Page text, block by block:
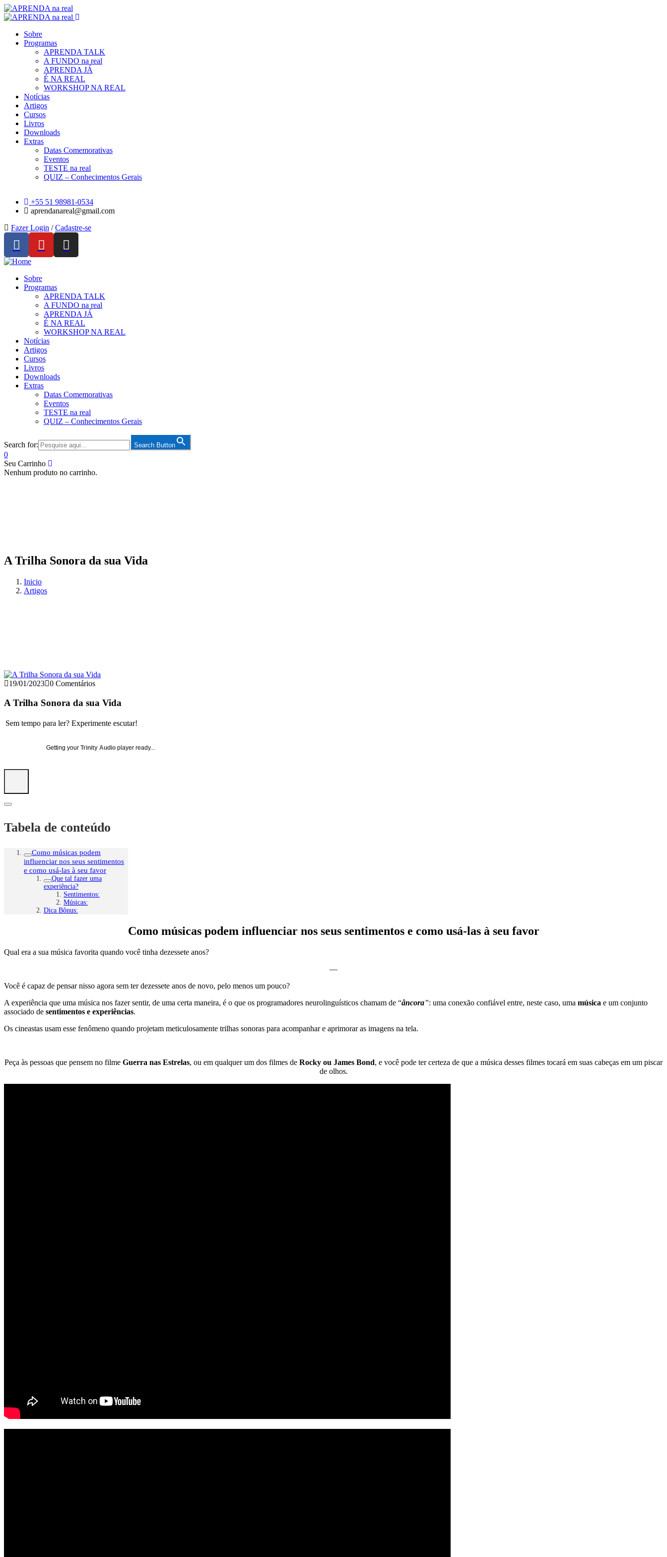
Sobre
Programas
APRENDA TALK
A FUNDO na real
APRENDA JÁ
É NA REAL
WORKSHOP NA REAL
Notícias
Artigos
Cursos
Livros
Downloads
Extras
Datas Comemorativas
Eventos
TESTE na real
QUIZ – Conhecimentos Gerais
+55 51 98981-0534
aprendanareal@gmail.com
Fazer Login / Cadastre-se
Sobre
Programas
APRENDA TALK
A FUNDO na real
APRENDA JÁ
É NA REAL
WORKSHOP NA REAL
Notícias
Artigos
Cursos
Livros
Downloads
Extras
Datas Comemorativas
Eventos
TESTE na real
QUIZ – Conhecimentos Gerais
Search for: Search Button
0
Seu Carrinho
Nenhum produto no carrinho.
A Trilha Sonora da sua Vida
Inicio
Artigos
19/01/2023 0 Comentários
A Trilha Sonora da sua Vida
Sem tempo para ler? Experimente escutar!
Getting your Trinity Audio player ready...
Tabela de conteúdo
Como músicas podem
influenciar nos seus sentimentos
e como usá-las à seu favor
Que tal fazer uma
experiência?
Sentimentos:
Músicas:
Dica Bônus:
Como músicas podem influenciar nos seus sentimentos e como usá-las à seu favor
Qual era a sua música favorita quando você tinha dezessete anos?
—
Você é capaz de pensar nisso agora sem ter dezessete anos de novo, pelo menos um pouco?
A experiência que uma música nos fazer sentir, de uma certa maneira, é o que os programadores neurolinguísticos chamam de “âncora”: uma conexão confiável entre, neste caso, uma música e um conjunto
associado de sentimentos e experiências.
Os cineastas usam esse fenômeno quando projetam meticulosamente trilhas sonoras para acompanhar e aprimorar as imagens na tela.
Peça às pessoas que pensem no filme Guerra nas Estrelas, ou em qualquer um dos filmes de Rocky ou James Bond, e você pode ter certeza de que a música desses filmes tocará em suas cabeças em um piscar
de olhos.